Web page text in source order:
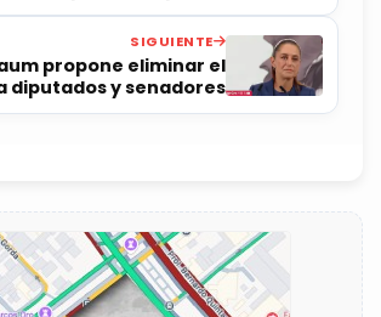
SIGUIENTE
propone eliminar el
diputados y senadores